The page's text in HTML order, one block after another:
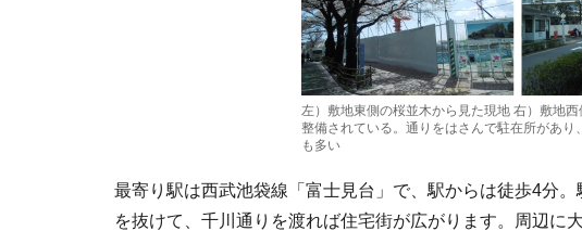
左）敷地東側の桜並木から見た現地 右）敷地
整備されている。通りをはさんで駐在所があり
も多い
最寄り駅は西武池袋線「富士見台」で、駅からは徒歩4分。
を抜けて、千川通りを渡れば住宅街が広がります。周辺に